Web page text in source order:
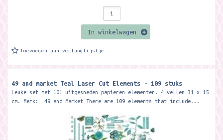
In winkelwagen
Toevoegen aan verlanglijstje
49 and market Teal Laser Cut Elements - 109 stuks
Leuke set met 101 uitgesneden papieren elementen. 4 vellen 31 x 15
cm. Merk: 49 and Market There are 109 elements that include...